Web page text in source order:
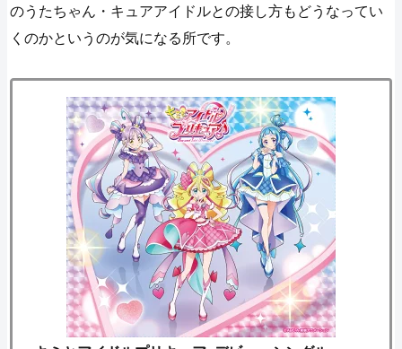
のうたちゃん・キュアアイドルとの接し方もどうなってい
くのかというのが気になる所です。